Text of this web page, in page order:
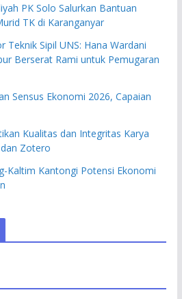
PK Solo Salurkan Bantuan
TK di Karanganyar
Sipil UNS: Hana Wardani
Berserat Rami untuk Pemugaran
Sensus Ekonomi 2026, Capaian
Kualitas dan Integritas Karya
Zotero
Kaltim Kantongi Potensi Ekonomi